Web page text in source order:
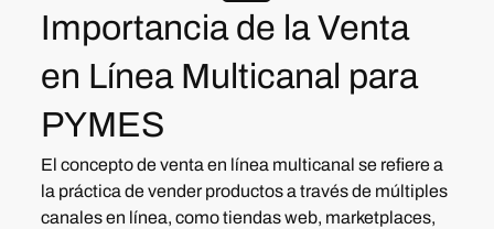
Importancia de la Venta
en Línea Multicanal para
PYMES
El concepto de venta en línea multicanal se refiere a
la práctica de vender productos a través de múltiples
canalesen línea, como tiendas web, marketplaces,